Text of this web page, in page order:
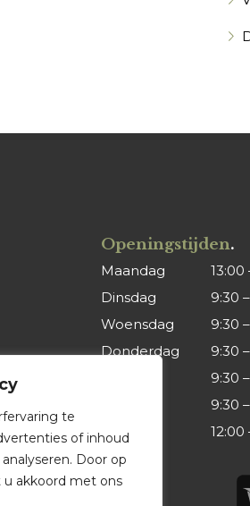
te
of inhoud
Door op
u akkoord met ons
Openingstijden.
Maandag
13:00
Dinsdag
9:30
Woensdag
9:30
Donderdag
9:30
9:30
9:30
Zondag
12:00